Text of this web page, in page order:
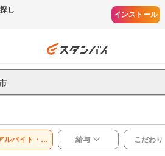
し
インストール
ルバイト・パ
ート
給与 こだわり